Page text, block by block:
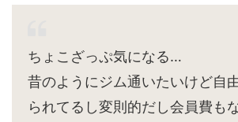
ちょこざっぷ気になる…
昔のようにジム通いたいけど自
られてるし変則的だし会員費も